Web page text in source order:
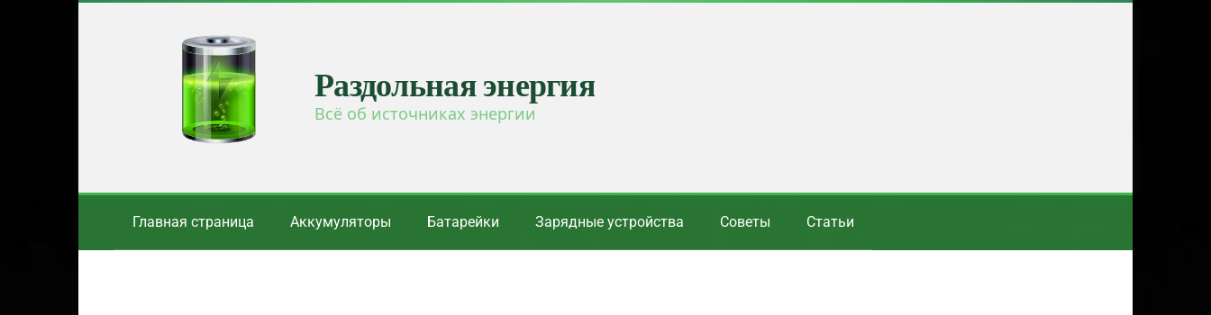
Раздольная энергия
Всё об источниках энергии
Главная страница Аккумуляторы Батарейки Зарядные устройства Советы Статьи